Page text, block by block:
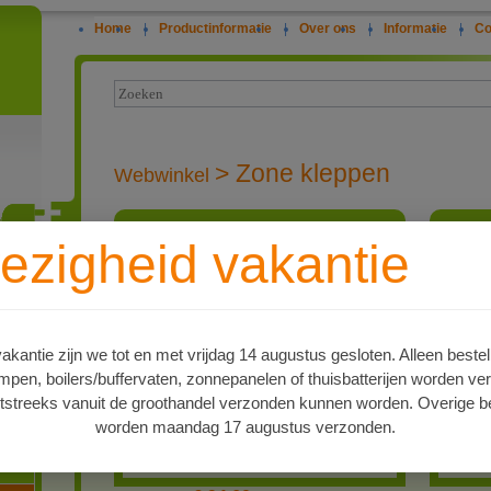
Home | Productinformatie | Over ons | Informatie |
vakantie
zijn we tot en met vrijdag 14 augustus gesloten. Alleen
boilers/buffervaten, zonnepanelen of thuisbatterijen worden
vanuit de groothandel verzonden kunnen worden. Overige
worden maandag 17 augustus verzonden.
Webwinkel > Zone kleppen
met 3/4" inw. schroefdraad
Orkli elektrische 2-weg
collectorveld in een
oost-west systeem.
Meer Info
met 3/
Orkli